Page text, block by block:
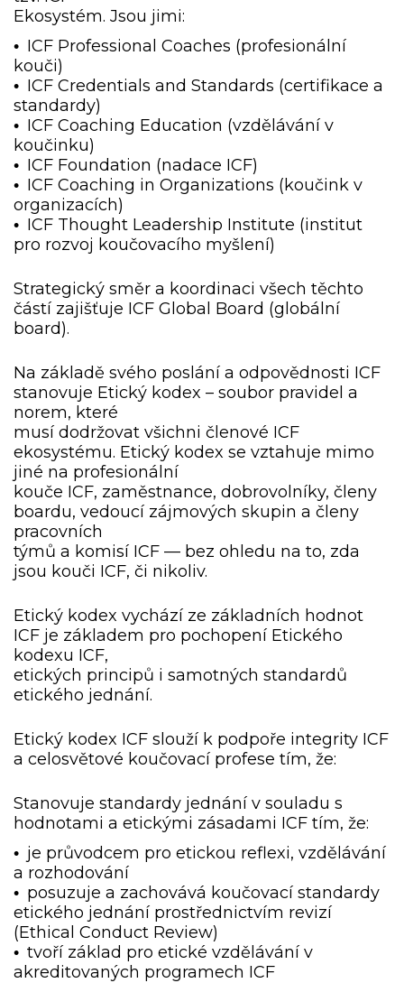
Ekosystém. Jsou jimi:
• ICF Professional Coaches (profesionální
kouči)
• ICF Credentials and Standards (certifikace a
standardy)
• ICF Coaching Education (vzdělávání v
koučinku)
• ICF Foundation (nadace ICF)
• ICF Coaching in Organizations (koučink v
organizacích)
• ICF Thought Leadership Institute (institut
pro rozvoj koučovacího myšlení)
Strategický směr a koordinaci všech těchto
částí zajišťuje ICF Global Board (globální
board).
Na základě svého poslání a odpovědnosti ICF
stanovuje Etický kodex – soubor pravidel a
norem, které
musí dodržovat všichni členové ICF
ekosystému. Etický kodex se vztahuje mimo
jiné na profesionální
kouče ICF, zaměstnance, dobrovolníky, členy
boardu, vedoucí zájmových skupin a členy
pracovních
týmů a komisí ICF — bez ohledu na to, zda
jsou kouči ICF, či nikoliv.
Etický kodex vychází ze základních hodnot
ICF je základem pro pochopení Etického
kodexu ICF,
etických principů i samotných standardů
etického jednání.
Etický kodex ICF slouží k podpoře integrity ICF
a celosvětové koučovací profese tím, že:
Stanovuje standardy jednání v souladu s
hodnotami a etickými zásadami ICF tím, že:
• je průvodcem pro etickou reflexi, vzdělávání
a rozhodování
• posuzuje a zachovává koučovací standardy
etického jednání prostřednictvím revizí
(Ethical Conduct Review)
• tvoří základ pro etické vzdělávání v
akreditovaných programech ICF